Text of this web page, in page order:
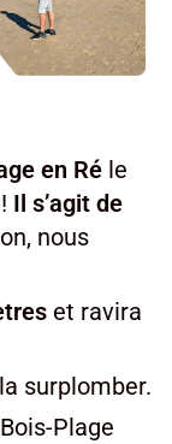
en Ré le
Il s’agit de
nous
et ravira
surplomber.
Plage